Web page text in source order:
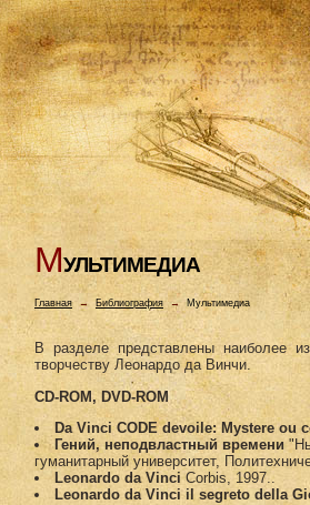
МУЛЬТИМЕДИА
Главная→ Библиография →Мультимедиа
В разделе представлены наиболее
творчеству Леонардо да Винчи.
CD-ROM, DVD-ROM
Da Vinci CODE devoile: Mystere ou
Гений, неподвластный времени
гуманитарный университет,
Leonardo da VinciCorbis, 1997..
Leonardo da Vinci il segreto della